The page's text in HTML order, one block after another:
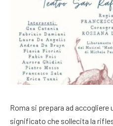
Roma si prepara ad
significato che sollecita la